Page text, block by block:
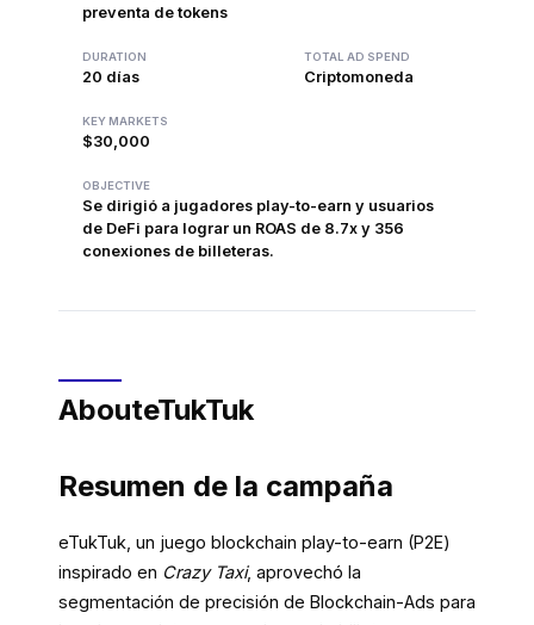
preventa de tokens
DURATION
20 días
TOTAL AD SPEND
Criptomoneda
KEY MARKETS
$30,000
OBJECTIVE
Se dirigió a jugadores play-to-earn y usuarios
de DeFi para lograr un ROAS de 8.7x y 356
conexiones de billeteras.
AbouteTukTuk
Resumen de la campaña
eTukTuk, un juego blockchain play-to-earn (P2E)
inspirado en Crazy Taxi, aprovechó la
segmentación de precisión de Blockchain-Ads para